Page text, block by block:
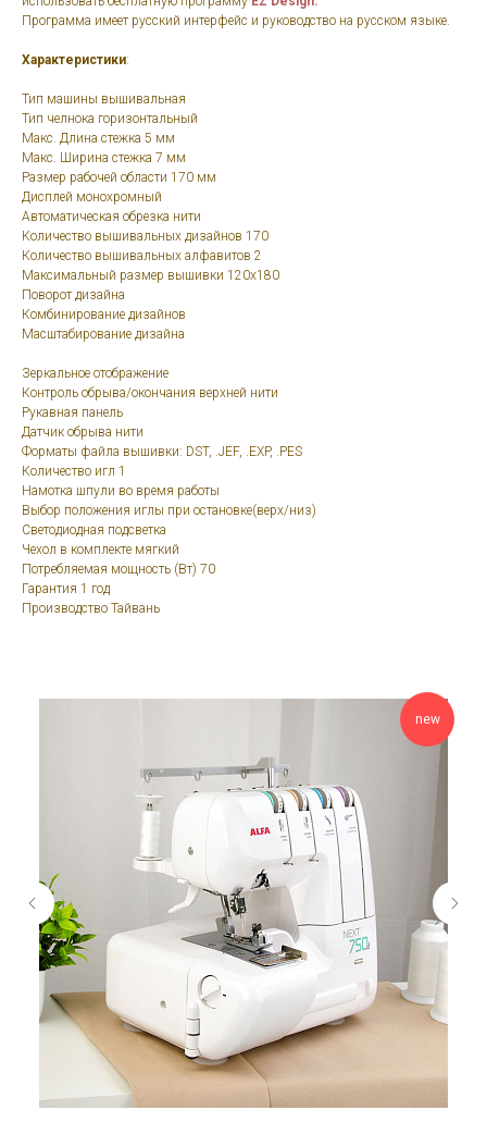
Программа имеет русский интерфейс и руководство на русском языке.
Характеристики:
Тип машины вышивальная
Тип челнока горизонтальный
Макс. Длина стежка 5 мм
Макс. Ширина стежка 7 мм
Размер рабочей области 170 мм
Дисплей монохромный
Автоматическая обрезка нити
Количество вышивальных дизайнов 170
Количество вышивальных алфавитов 2
Максимальный размер вышивки 120х180
Поворот дизайна
Комбинирование дизайнов
Масштабирование дизайна
Зеркальное отображение
Контроль обрыва/окончания верхней нити
Рукавная панель
Датчик обрыва нити
Форматы файла вышивки: DST, .JEF, .EXP, .PES
Количество игл 1
Намотка шпули во время работы
Выбор положения иглы при остановке(верх/низ)
Светодиодная подсветка
Чехол в комплекте мягкий
Потребляемая мощность (Вт) 70
Гарантия 1 год
Производство Тайвань
new